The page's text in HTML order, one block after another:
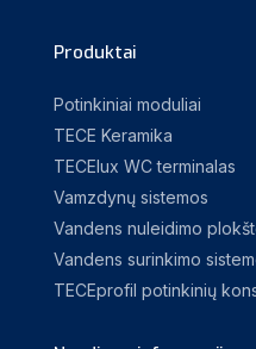
Produktai
Potinkiniai moduliai
TECE Keramika
TECElux WC terminalas
Vamzdynų sistemos
Vandens nuleidimo
Vandens surinkimo
TECEprofil potinkinių